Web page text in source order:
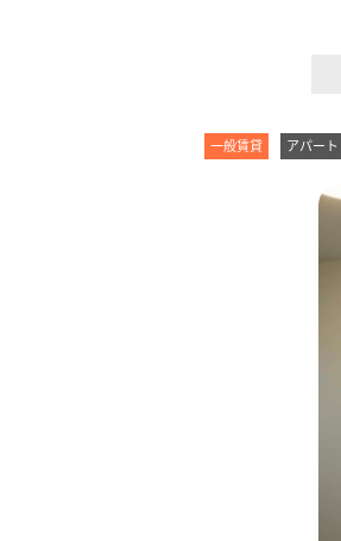
一般賃貸 アパート